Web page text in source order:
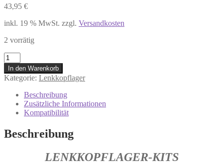
43,95 €
inkl. 19 % MwSt. zzgl. Versandkosten
2 vorrätig
22-
1026
#
Lenkkopflager
BETA
RS
520
HUSABERG
In den Warenkorb
Kategorie: Lenkkopflager
Beschreibung
Zusätzliche Informationen
Kompatibilität
Beschreibung
LENKKOPFLAGER-KITS